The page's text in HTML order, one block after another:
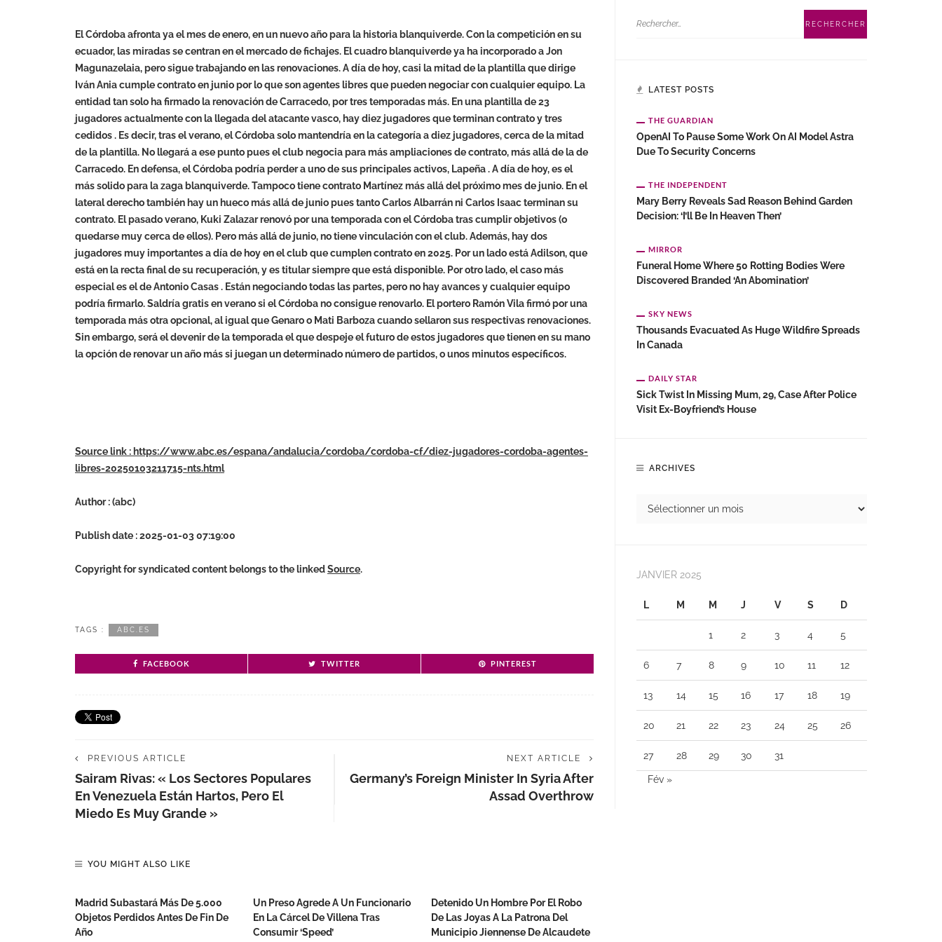
El Córdoba afronta ya el mes de enero, en un nuevo año para la historia blanquiverde. Con la competición en su
ecuador, las miradas se centran en el mercado de fichajes. El cuadro blanquiverde ya ha incorporado a Jon
Magunazelaia, pero sigue trabajando en las renovaciones. A día de hoy, casi la mitad de la plantilla que dirige
Iván Ania cumple contrato en junio por lo que son agentes libres que pueden negociar con cualquier equipo. La
entidad tan solo ha firmado la renovación de Carracedo, por tres temporadas más. En una plantilla de 23
jugadores actualmente con la llegada del atacante vasco, hay diez jugadores que terminan contrato y tres
cedidos . Es decir, tras el verano, el Córdoba solo mantendría en la categoría a diez jugadores, cerca de la mitad
de la plantilla. No llegará a ese punto pues el club negocia para más ampliaciones de contrato, más allá de la de
Carracedo. En defensa, el Córdoba podría perder a uno de sus principales activos, Lapeña . A día de hoy, es el
más solido para la zaga blanquiverde. Tampoco tiene contrato Martínez más allá del próximo mes de junio. En el
lateral derecho también hay un hueco más allá de junio pues tanto Carlos Albarrán ni Carlos Isaac terminan su
contrato. El pasado verano, Kuki Zalazar renovó por una temporada con el Córdoba tras cumplir objetivos (o
quedarse muy cerca de ellos). Pero más allá de junio, no tiene vinculación con el club. Además, hay dos
jugadores muy importantes a día de hoy en el club que cumplen contrato en 2025. Por un lado está Adilson, que
está en la recta final de su recuperación, y es titular siempre que está disponible. Por otro lado, el caso más
especial es el de Antonio Casas . Están negociando todas las partes, pero no hay avances y cualquier equipo
podría firmarlo. Saldría gratis en verano si el Córdoba no consigue renovarlo. El portero Ramón Vila firmó por una
temporada más otra opcional, al igual que Genaro o Mati Barboza cuando sellaron sus respectivas renovaciones.
Sin embargo, será el devenir de la temporada el que despeje el futuro de estos jugadores que tienen en su mano
la opción de renovar un año más si juegan un determinado número de partidos, o unos minutos específicos.
Source link : https://www.abc.es/espana/andalucia/cordoba/cordoba-cf/diez-jugadores-cordoba-agentes-
libres-20250103211715-nts.html
Author : (abc)
Publish date : 2025-01-03 07:19:00
Copyright for syndicated content belongs to the linkedSource.
TAGS : ABC.ES
FACEBOOK TWITTER PINTEREST
PREVIOUS ARTICLE
Sairam Rivas: « Los Sectores Populares
En Venezuela Están Hartos, Pero El
Miedo Es Muy Grande »
NEXT ARTICLE
Germany’s Foreign Minister In Syria After
Assad Overthrow
YOU MIGHT ALSO LIKE
Madrid Subastará Más De 5.000
Objetos Perdidos Antes De Fin De
Año
Un Preso Agrede A Un Funcionario
En La Cárcel De Villena Tras
Consumir ‘speed’
Detenido Un Hombre Por El Robo
De Las Joyas A La Patrona Del
Municipio Jiennense De Alcaudete
LATEST POSTS
THE GUARDIAN
OpenAI To Pause Some Work On AI Model Astra
Due To Security Concerns
THE INDEPENDENT
Mary Berry Reveals Sad Reason Behind Garden
Decision: ‘I’ll Be In Heaven Then’
MIRROR
Funeral Home Where 50 Rotting Bodies Were
Discovered Branded ‘an Abomination’
SKY NEWS
Thousands Evacuated As Huge Wildfire Spreads
In Canada
DAILY STAR
Sick Twist In Missing Mum, 29, Case After Police
Visit Ex-Boyfriend’s House
ARCHIVES
JANVIER 2025
L M M J V S D
1 2 3 4 5
6 7 8 9 10 11 12
13 14 15 16 17 18 19
20 21 22 23 24 25 26
27 28 29 30 31
Fév »